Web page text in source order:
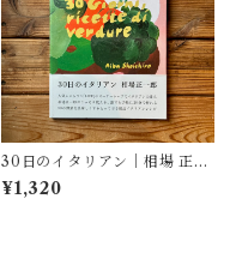
30日のイタリアン｜相場 正一
郎
¥1,320